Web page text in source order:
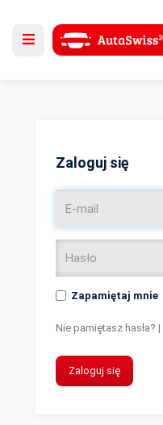
Zaloguj się
Zapamiętaj mnie
Nie pamiętasz hasła? |
Zaloguj się